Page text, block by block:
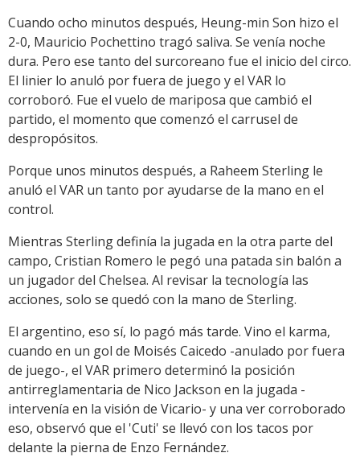
Cuando ocho minutos después, Heung-min Son hizo el
2-0, Mauricio Pochettino tragó saliva. Se venía noche
dura. Pero ese tanto del surcoreano fue el inicio del circo.
El linier lo anuló por fuera de juego y el VAR lo
corroboró. Fue el vuelo de mariposa que cambió el
partido, el momento que comenzó el carrusel de
despropósitos.
Porque unos minutos después, a Raheem Sterling le
anuló el VAR un tanto por ayudarse de la mano en el
control.
Mientras Sterling definía la jugada en la otra parte del
campo, Cristian Romero le pegó una patada sin balón a
un jugador del Chelsea. Al revisar la tecnología las
acciones, solo se quedó con la mano de Sterling.
El argentino, eso sí, lo pagó más tarde. Vino el karma,
cuando en un gol de Moisés Caicedo -anulado por fuera
de juego-, el VAR primero determinó la posición
antirreglamentaria de Nico Jackson en la jugada -
intervenía en la visión de Vicario- y una ver corroborado
eso, observó que el 'Cuti' se llevó con los tacos por
delante la pierna de Enzo Fernández.